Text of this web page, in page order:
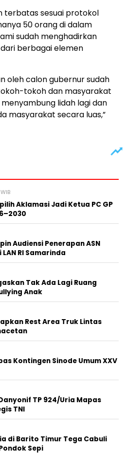
terbatas sesuai protokol
50 orang di dalam
sudah menghadirkan
berbagai elemen
oleh calon gubernur sudah
tokoh dan masyarakat
lidah lagi dan
masyarakat secara luas,”
Aklamasi Jadi Ketua PC GP
Audiensi Penerapan ASN
RI Samarinda
Tak Ada Lagi Ruang
Anak
Rest Area Truk Lintas
Kontingen Sinode Umum XXV
TP 924/Uria Mapas
TNI
di Barito Timur Tega Cabuli
Sepi